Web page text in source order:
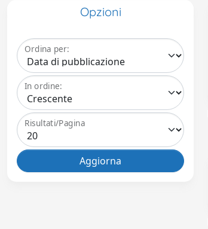
Opzioni
Ordina per:
In ordine:
Risultati/Pagina